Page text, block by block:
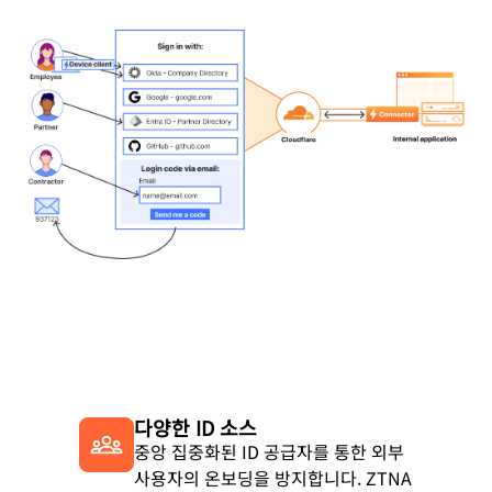
다양한 ID 소스
중앙 집중화된 ID 공급자를 통한 외부
사용자의 온보딩을 방지합니다. ZTNA